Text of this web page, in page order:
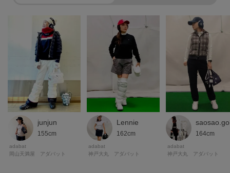
※この商品はサンプルを使用して撮影しております。デザインや配色などが
実際の商品とは一部異なる場合がございますのでご了承ください。
※照明の関係により、実際よりも色味が違って見える場合があります。ま
た、パソコン・スマートフォンなどの環境により、若干製品と画像のカラー
が異なる場合もございます。
junjun
155cm
adabat
岡山天満屋 アダバット
Lennie
162cm
adabat
神戸大丸 アダバット
164cm
adabat
神戸大丸 アダバット